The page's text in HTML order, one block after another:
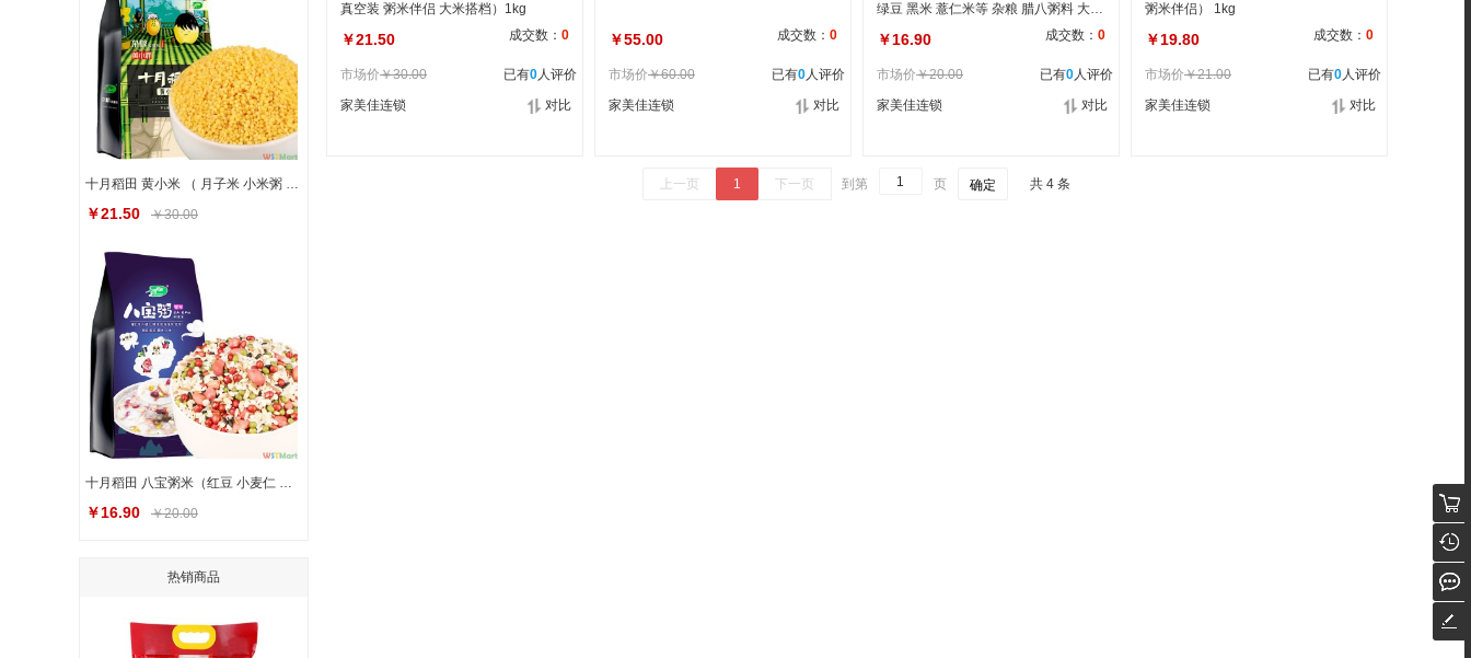
十月稻田 黄小米 （ 月子米 小米粥 杂粮 真空装 粥米伴侣 大米搭档）1kg
￥21.50 ￥30.00
十月稻田 八宝粥米（红豆 小麦仁 糯米 绿豆 黑米 薏仁米等 杂粮 腊八粥料 大米伴侣） 1kg
￥16.90 ￥20.00
热销商品
真空装 粥米伴侣 大米搭档）1kg
￥21.50 成交数： 0
市场价￥30.00 已有0人评价
家美佳连锁
对比
￥55.00 成交数： 0
市场价￥60.00 已有0人评价
家美佳连锁
对比
绿豆 黑米 薏仁米等 杂粮 腊八粥料 大米
伴侣） 1kg
￥16.90 成交数： 0
市场价￥20.00 已有0人评价
家美佳连锁
对比
粥米伴侣） 1kg
￥19.80 成交数： 0
市场价￥21.00 已有0人评价
家美佳连锁
对比
上一页 1 下一页 到第 页 确定 共 4 条